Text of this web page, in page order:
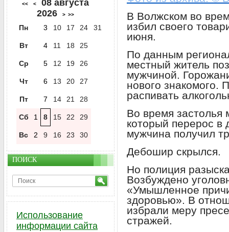
В Волжском во
избил своего
июня.
По данным
местный житель
мужчиной.
нового знакомого.
распивать
Во время застолья
который перерос в
мужчина получил
Дебошир скрылся.
Но полиция
Возбуждено
«Умышленное
здоровью». В
избрали меру
стражей.
<< <
08 августа
2026
> >>
Пн 3 10 17 24 31
Вт 4 11 18 25
Ср 5 12 19 26
Чт 6 13 20 27
Пт 7 14 21 28
Сб 1 8 15 22 29
Вс 2 9 16 23 30
ПОИСК
Использование
информации сайта